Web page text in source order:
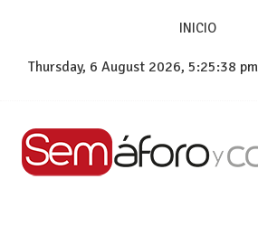
INICIO
Thursday, 6 August 2026, 5:25:40 pm